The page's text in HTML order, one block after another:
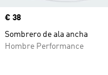
Precio
€ 38
Sombrero de ala ancha
Hombre Performance